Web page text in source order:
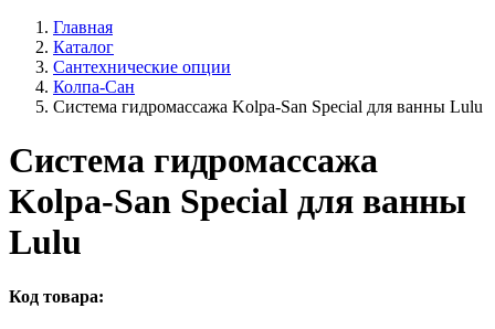
Главная
Каталог
Сантехнические опции
Колпа-Сан
Система гидромассажа Kolpa-San Special для ванны Lulu
Система гидромассажа
Kolpa-San Special для ванны
Lulu
Код товара: